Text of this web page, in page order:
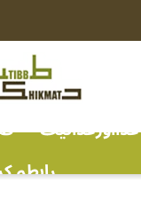
غذااورغذائیت
رابطہ